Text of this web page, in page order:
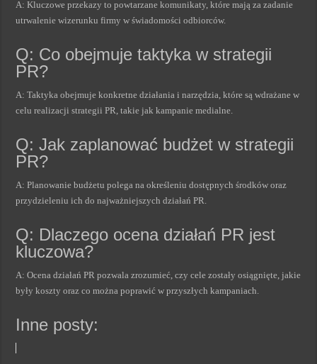
A: Kluczowe przekazy to powtarzane komunikaty, które mają za zadanie
utrwalenie wizerunku firmy w świadomości odbiorców.
Q: Co obejmuje taktyka w strategii
PR?
A: Taktyka obejmuje konkretne działania i narzędzia, które są wdrażane w
celu realizacji strategii PR, takie jak kampanie medialne.
Q: Jak zaplanować budżet w strategii
PR?
A: Planowanie budżetu polega na określeniu dostępnych środków oraz
przydzieleniu ich do najważniejszych działań PR.
Q: Dlaczego ocena działań PR jest
kluczowa?
A: Ocena działań PR pozwala zrozumieć, czy cele zostały osiągnięte, jakie
były koszty oraz co można poprawić w przyszłych kampaniach.
Inne posty: